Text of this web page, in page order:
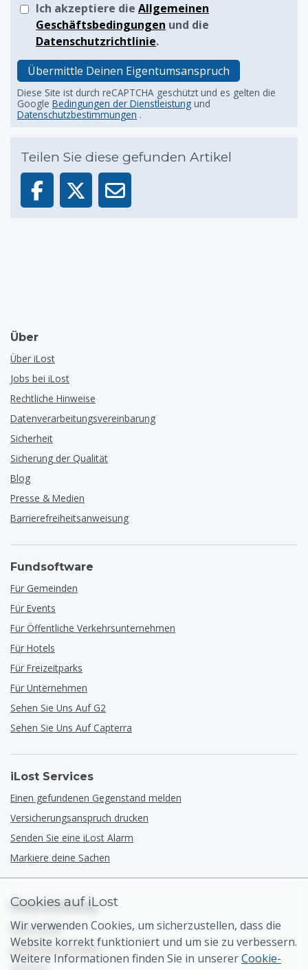
Ich akzeptiere die Allgemeinen
Geschäftsbedingungen und die
Datenschutzrichtlinie.
Übermittle Deinen Eigentumsanspruch
Diese Site ist durch reCAPTCHA geschützt und es gelten die
Google Bedingungen der Dienstleistung und
Datenschutzbestimmungen .
Teilen Sie diese gefunden Artikel
Über
Über iLost
Jobs bei iLost
Rechtliche Hinweise
Datenverarbeitungsvereinbarung
Sicherheit
Sicherung der Qualität
Blog
Presse & Medien
Barrierefreiheitsanweisung
Fundsoftware
Für Gemeinden
Für Events
Für Öffentliche Verkehrsunternehmen
Für Hotels
Für Freizeitparks
Für Unternehmen
Sehen Sie Uns Auf G2
Sehen Sie Uns Auf Capterra
iLost Services
Einen gefundenen Gegenstand melden
Versicherungsanspruch drucken
Senden Sie eine iLost Alarm
Markiere deine Sachen
Unterstützung
Hilfe-Center
Allgemeiner Kontakt
Cookies auf iLost
Wir verwenden Cookies, um sicherzustellen, dass die
Website korrekt funktioniert und um sie zu verbessern.
Weitere Informationen finden Sie in unsererCookie-